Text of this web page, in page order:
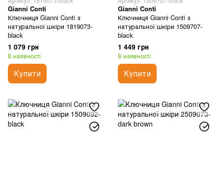
Gianni Conti
Ключниця Gianni Conti з
натуральної шкіри 1819073-
black
1 079 грн
В наявності
Купити
Gianni Conti
Ключниця Gianni Conti з
натуральної шкіри 1509707-
black
1 449 грн
В наявності
Купити